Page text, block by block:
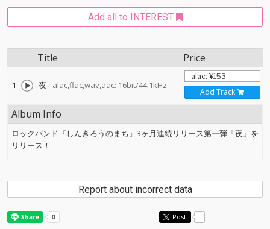
Add all to INTEREST
Title Price
1 夜 alac,flac,wav,aac: 16bit/44.1kHz
Add Track
Album Info
ロックバンド『しんきろうのまち』3ヶ月連続リリース第一弾「夜」を
リリース！
Report about incorrect data
Post -